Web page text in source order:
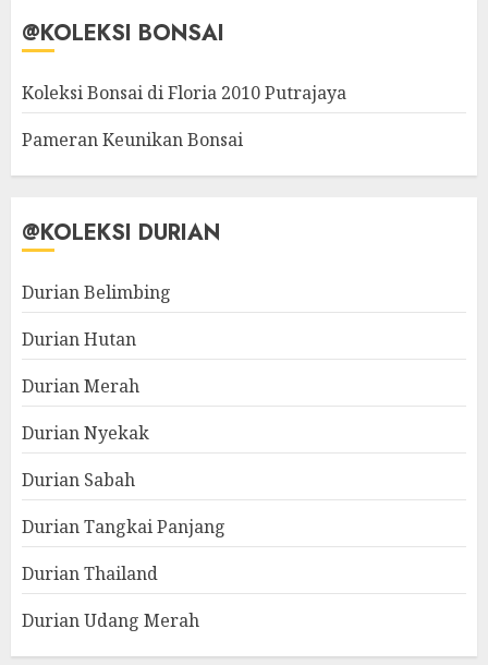
@KOLEKSI BONSAI
Koleksi Bonsai di Floria 2010 Putrajaya
Pameran Keunikan Bonsai
@KOLEKSI DURIAN
Durian Belimbing
Durian Hutan
Durian Merah
Durian Nyekak
Durian Sabah
Durian Tangkai Panjang
Durian Thailand
Durian Udang Merah